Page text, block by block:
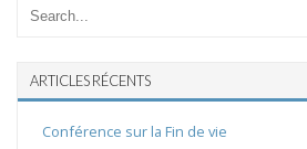
ARTICLES RÉCENTS
Conférence sur la Fin de vie